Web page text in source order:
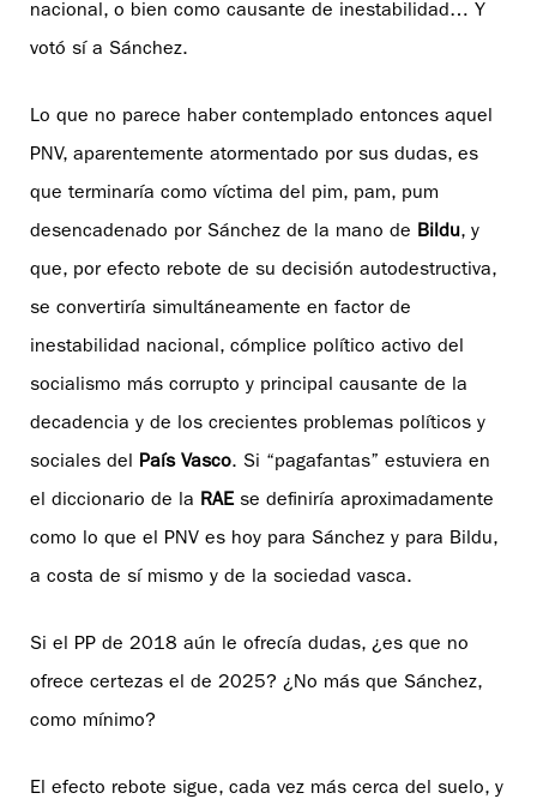
nacional, o bien como causante de inestabilidad… Y
votó sí a Sánchez.
Lo que no parece haber contemplado entonces aquel
PNV, aparentemente atormentado por sus dudas, es
que terminaría como víctima del pim, pam, pum
desencadenado por Sánchez de la mano de Bildu, y
que, por efecto rebote de su decisión autodestructiva,
se convertiría simultáneamente en factor de
inestabilidad nacional, cómplice político activo del
socialismo más corrupto y principal causante de la
decadencia y de los crecientes problemas políticos y
sociales del País Vasco. Si “pagafantas” estuviera en
el diccionario de la RAE se definiría aproximadamente
como lo que el PNV es hoy para Sánchez y para Bildu,
a costa de sí mismo y de la sociedad vasca.
Si el PP de 2018 aún le ofrecía dudas, ¿es que no
ofrece certezas el de 2025? ¿No más que Sánchez,
como mínimo?
El efecto rebote sigue, cada vez más cerca del suelo, y